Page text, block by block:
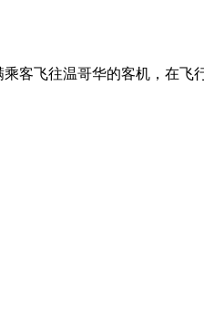
客飞往温哥华的客机，在飞